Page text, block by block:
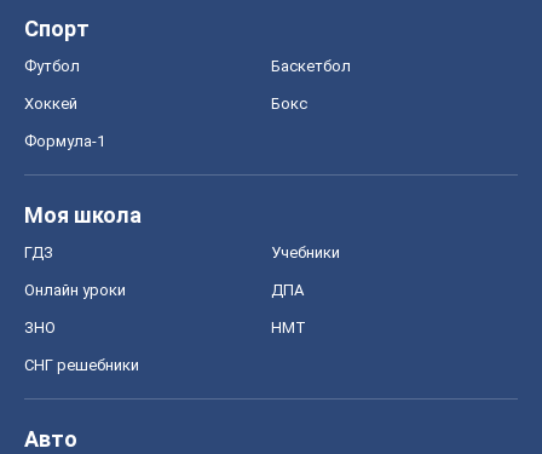
Спорт
Футбол Баскетбол
Хоккей Бокс
Формула-1
Моя школа
ГДЗ Учебники
Онлайн уроки ДПА
ЗНО НМТ
СНГ решебники
Авто